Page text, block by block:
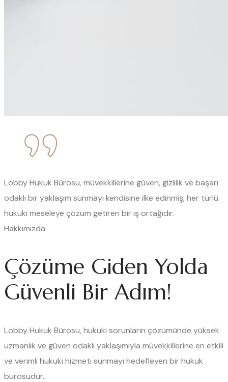
Lobby Hukuk Bürosu, müvekkillerine güven, gizlilik ve başarı
odaklı bir yaklaşım sunmayı kendisine ilke edinmiş, her türlü
hukuki meseleye çözüm getiren bir iş ortağıdır.
Hakkımızda
Çözüme Giden Yolda
Güvenli Bir Adım!
Lobby Hukuk Bürosu, hukuki sorunların çözümünde yüksek
uzmanlık ve güven odaklı yaklaşımıyla müvekkillerine en etkili
ve verimli hukuki hizmeti sunmayı hedefleyen bir hukuk
bürosudur.